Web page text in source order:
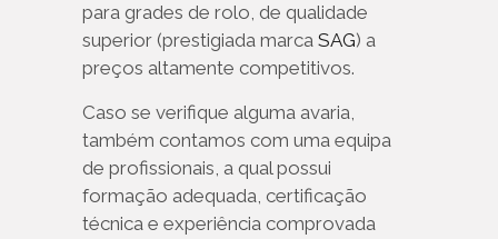
para grades de rolo, de qualidade
superior (prestigiada marca SAG) a
preços altamente competitivos.
Caso se verifique alguma avaria,
também contamos com uma equipa
de profissionais, a qual possui
formação adequada, certificação
técnica e experiência comprovada